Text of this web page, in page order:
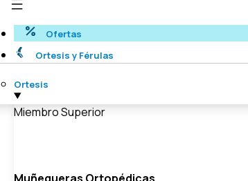
Ofertas
Ortesis y Férulas
Ortesis
Miembro Superior